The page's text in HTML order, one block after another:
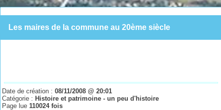
Les maires de la commune au 20ème siècle
Date de création :08/11/2008 @ 20:01
Catégorie : Histoire et patrimoine - un peu d'histoire
Page lue 110024 fois